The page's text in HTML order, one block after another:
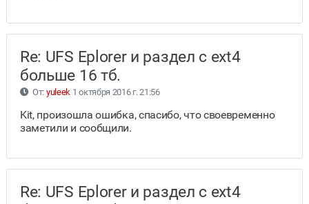
Re: UFS Eplorer и раздел с ext4
больше 16 тб.
От: yuleek 1 октября 2016 г. 21:56
Kit, произошла ошибка, спасибо, что своевременно
заметили и сообщили.
Re: UFS Eplorer и раздел с ext4